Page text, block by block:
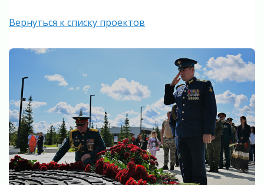
Вернуться к списку проектов